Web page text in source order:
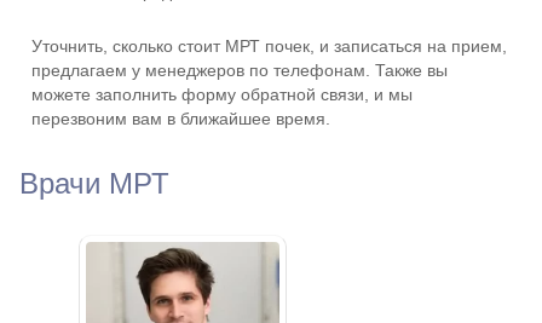
Уточнить, сколько стоит МРТ почек, и записаться на прием,
предлагаем у менеджеров по телефонам. Также вы
можете заполнить форму обратной связи, и мы
перезвоним вам в ближайшее время.
Врачи МРТ